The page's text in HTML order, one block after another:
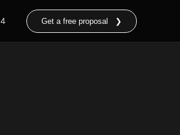
Get a free proposal ❯